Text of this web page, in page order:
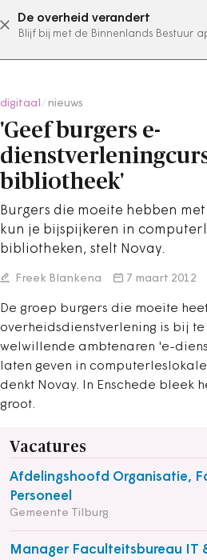
De overheid verandert
Blijf bij met de Binnenlands Bestuur
abonneer nu
digitaal nieuws
'Geef burgers e-
bibliotheek'
Burgers die moeite hebben
kun je bijspijkeren in
bibliotheken, stelt Novay.
Freek Blankena 7 maart 2012
De groep burgers die moeite
overheidsdienstverlening is bij
welwillende ambtenaren 'e-
laten geven in
denkt Novay. In Enschede bleek
groot.
Vacatures
Afdelingshoofd Organisatie,
Personeel
Gemeente Tilburg
Manager Faculteitsbureau IT